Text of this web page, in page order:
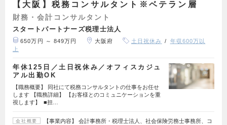
【大阪】税務コンサルタント※ベテラン層
財務・会計コンサルタント
スタートパートナーズ税理士法人
650万円 ～ 849万円 大阪府 土日祝休み
年収600万以
上
年休125日／土日祝休み／オフィスカジュ
アル出勤OK
【職務概要】 同社にて税務コンサルタントの仕事をお任せ
します 【職務詳細】 【お客様とのコミュニケーションを重
視します】 ■担…
会社概要
【事業内容】 会計事務所・税理士法人、社会保険労務士事務所、コ